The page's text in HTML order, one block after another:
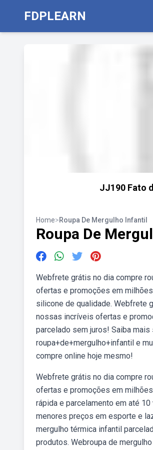
FDPLEARN
JJ190 Fato
Home>Roupa De Mergulho Infantil
Roupa De
Webfrete grátis no dia compre
ofertas e promoções em
silicone de qualidade. Webfrete
nossas incríveis ofertas e
parcelado sem juros! Saiba
roupa+de+mergulho+infantil e
compre online hoje mesmo!
Webfrete grátis no dia compre
ofertas e promoções em
rápida e parcelamento em até
menores preços em esporte e
mergulho térmica infantil
produtos. Webroupa de